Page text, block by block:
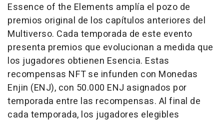
Essence of the Elements amplía el pozo de
premios original de los capítulos anteriores del
Multiverso. Cada temporada de este evento
presenta premios que evolucionan a medida que
los jugadores obtienen Esencia. Estas
recompensas NFT se infunden con Monedas
Enjin (ENJ), con 50.000 ENJ asignados por
temporada entre las recompensas. Al final de
cada temporada, los jugadores elegibles